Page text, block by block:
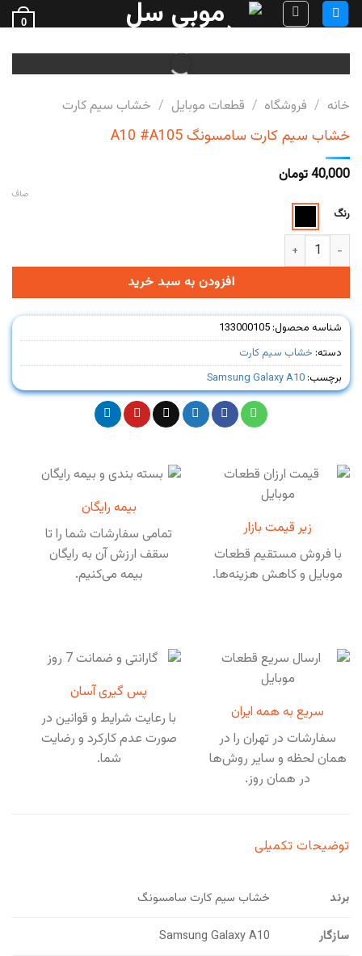
Skip
to
content
0
خانه / فروشگاه / قطعات موبایل / خشاب سیم کارت
خشاب سیم کارت سامسونگ A10 #A105
40,000تومان
رنگ
صاف
خشاب سیم کارت سامسونگ A10 #A105 عدد
افزودن به سبد خرید
شناسه محصول: 133000105
دسته: خشاب سیم کارت
برچسب: Samsung Galaxy A10
زیر قیمت بازار
با فروش مستقیم قطعات
موبایل و کاهش هزینه‌ها.
بیمه رایگان
تمامی سفارشات شما را تا
سقف ارزش آن به رایگان
بیمه می‌کنیم.
سریع به همه ایران
سفارشات در تهران را در
همان لحظه و سایر روش‌ها
در همان روز.
پس گیری آسان
با رعایت شرایط و قوانین در
صورت عدم کارکرد و رضایت
شما.
توضیحات تکمیلی
برند خشاب سیم کارت سامسونگ
سازگار Samsung Galaxy A10